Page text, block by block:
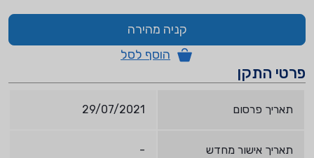
קניה מהירה
הוסף לסל
פרטי התקן
תאריך פרסום 29/07/2021
תאריך אישור מחדש -